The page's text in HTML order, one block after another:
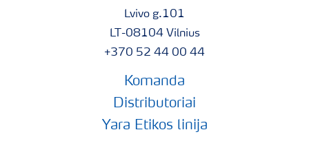
Lvivo g.101
LT-08104 Vilnius
+370 52 44 00 44
Komanda
Distributoriai
Yara Etikos linija